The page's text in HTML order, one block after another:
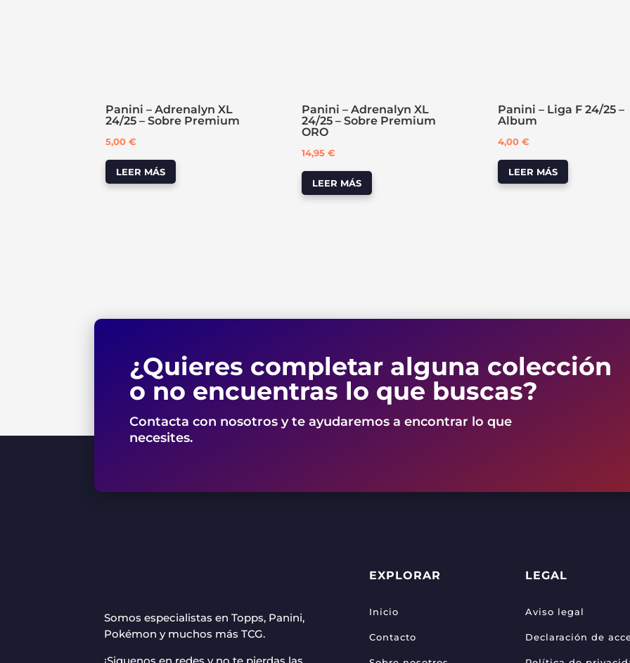
Panini – Adrenalyn XL
24/25 – Sobre Premium
5,00€
LEER MÁS
Panini – Adrenalyn XL
24/25 – Sobre Premium
ORO
14,95€
LEER MÁS
Panini – Liga F 24/25 –
Album
4,00€
LEER MÁS
¿Quieres completar alguna colección
o no encuentras lo que buscas?
Contacta con nosotros y te ayudaremos a encontrar lo que
necesites.
Somos especialistas en Topps, Panini,
Pokémon y muchos más TCG.
EXPLORAR
Inicio
Contacto
LEGAL
Aviso legal
Declaración de